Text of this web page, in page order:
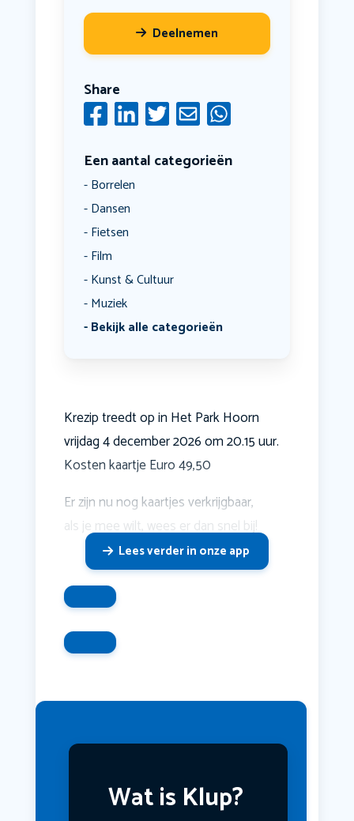
Deelnemen
Share
Een aantal categorieën
Borrelen
Dansen
Fietsen
Film
Kunst & Cultuur
Muziek
Bekijk alle categorieën
Krezip treedt op in Het Park Hoorn
vrijdag 4 december 2026 om 20.15 uur.
Kosten kaartje Euro 49,50
Er zijn nu nog kaartjes verkrijgbaar,
als je mee wilt, wees er dan snel bij!
Lees verder in onze app
Wat is Klup?